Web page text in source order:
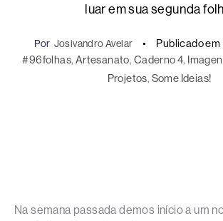
luar em sua segunda
Por Josivandro Avelar Publicado em
#96folhas, Artesanato, Caderno 4,
Projetos, Some Ideias!
Na semana passada demos início a um